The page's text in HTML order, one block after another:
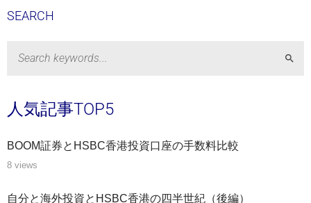
SEARCH
人気記事TOP5
BOOM証券とHSBC香港投資口座の手数料比較
8 views
自分と海外投資とHSBC香港の四半世紀（後編）